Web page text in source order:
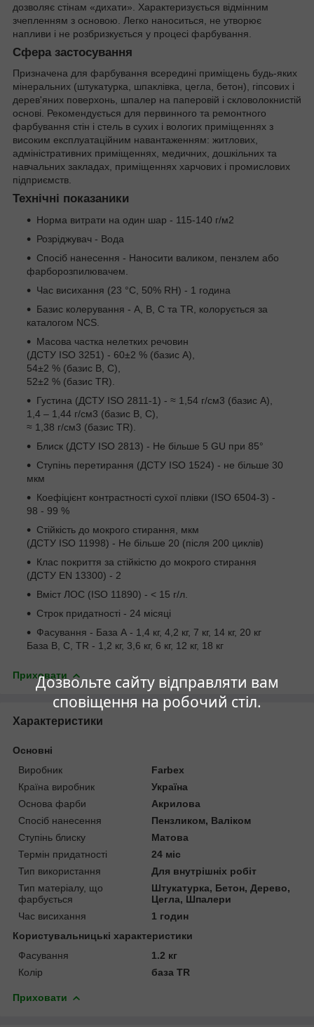
Дозвольте сайту відправляти вам
сповіщення на робочий стіл.
дозволяє стінам «дихати». Характеризується відмінним
зчепленням з основою. Легко наноситься, не утворює
напливи і не розбризкується у процесі фарбування.
Сфера застосування
Призначена для фарбування всередині приміщень будь-яких
мінеральних (штукатурка, шпаклівка, цегла, бетон), гіпсових і
дерев'яних поверхонь, шпалер на паперовій і скловолокнистій
основі. Рекомендується для первинного та ремонтного
фарбування стін і стель в сухих і вологих приміщеннях з
високим експлуатаційним навантаженням: житлових,
адміністративних приміщеннях, медичних, дошкільних та
навчальних закладах, приміщеннях харчових і промислових
підприємств.
Технічні показаники
Норма витрати на один шар - 115-140 г/м2
Розріджувач - Вода
Спосіб нанесення - Наносити валиком, пензлем або
фарборозпилювачем.
Час висихання (23 °С, 50% RH) - 1 година
Базис колерування - А, B, C та TR, колорується за
каталогом NCS.
Масова частка нелетких речовин
(ДСТУ ISO 3251) - 60±2 % (базис А),
54±2 % (базис B, С),
52±2 % (базис TR).
Густина (ДСТУ ISO 2811-1) - ≈ 1,54 г/см3 (базис А),
1,4 – 1,44 г/см3 (базис B, С),
≈ 1,38 г/см3 (базис TR).
Блиск (ДСТУ ISO 2813) - Не більше 5 GU при 85°
Ступінь перетирання (ДСТУ ISO 1524) - не більше 30
мкм
Коефіцієнт контрастності сухої плівки (ISO 6504-3) -
98 - 99 %
Стійкість до мокрого стирання, мкм
(ДСТУ ISO 11998) - Не більше 20 (після 200 циклів)
Клас покриття за стійкістю до мокрого стирання
(ДСТУ EN 13300) - 2
Вміст ЛОС (ISO 11890) - < 15 г/л.
Строк придатності - 24 місяці
Фасування - База А - 1,4 кг, 4,2 кг, 7 кг, 14 кг, 20 кг
База B, C, TR - 1,2 кг, 3,6 кг, 6 кг, 12 кг, 18 кг
Приховати
Характеристики
Основні
Виробник
Farbex
Країна виробник
Україна
Основа фарби
Акрилова
Спосіб нанесення
Пензликом, Валіком
Ступінь блиску
Матова
Термін придатності
24 міс
Тип використання
Для внутрішніх робіт
Тип матеріалу, що
фарбується
Штукатурка, Бетон, Дерево,
Цегла, Шпалери
Час висихання
1 годин
Користувальницькі характеристики
Фасування
1.2 кг
Колір
база TR
Приховати